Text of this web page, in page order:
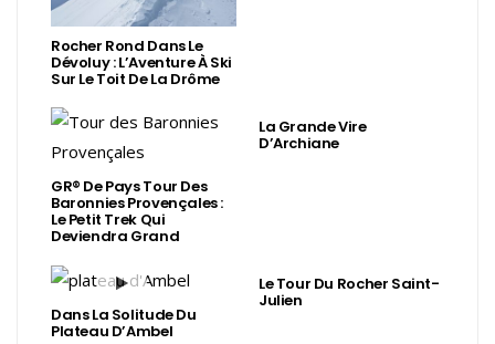
Rocher Rond Dans Le
Dévoluy : L’Aventure À Ski
Sur Le Toit De La Drôme
GR® De Pays Tour Des
Baronnies Provençales :
Le Petit Trek Qui
Deviendra Grand
La Grande Vire
D’Archiane
Dans La Solitude Du
Plateau D’Ambel
Le Tour Du Rocher Saint-
Julien